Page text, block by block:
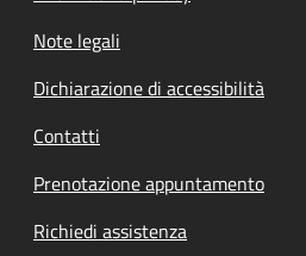
Note legali
Dichiarazione di accessibilità
Contatti
Prenotazione appuntamento
Richiedi assistenza